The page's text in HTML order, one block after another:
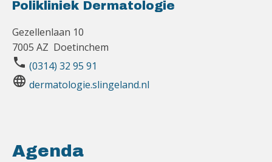
Polikliniek Dermatologie
Gezellenlaan 10
7005 AZ Doetinchem
phone (0314) 32 95 91
language dermatologie.slingeland.nl
Agenda